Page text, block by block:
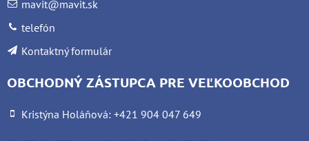
mavit@mavit.sk
telefón
Kontaktný formulár
OBCHODNÝ ZÁSTUPCA PRE VEĽKOOBCHOD
Kristýna Holáňová: +421 904 047 649